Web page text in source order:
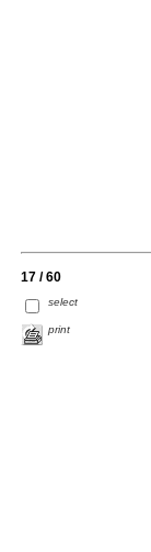
17 / 60
select
print